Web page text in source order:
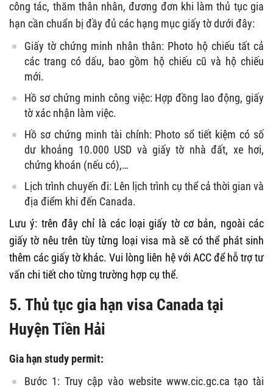
công tác, thăm thân nhân, đương đơn khi làm thủ tục gia
hạn cần chuẩn bị đầy đủ các hạng mục giấy tờ dưới đây:
Giấy tờ chứng minh nhân thân: Photo hộ chiếu tất cả
các trang có dấu, bao gồm hộ chiếu cũ và hộ chiếu
mới.
Hồ sơ chứng minh công việc: Hợp đồng lao động, giấy
tờ xác nhận làm việc.
Hồ sơ chứng minh tài chính: Photo sổ tiết kiệm có số
dư khoảng 10.000 USD và giấy tờ nhà đất, xe hơi,
chứng khoán (nếu có),…
Lịch trình chuyến đi: Lên lịch trình cụ thể cả thời gian và
địa điểm khi đến Canada.
Lưu ý: trên đây chỉ là các loại giấy tờ cơ bản, ngoài các
giấy tờ nêu trên tùy từng loại visa mà sẽ có thể phát sinh
thêm các giấy tờ khác. Vui lòng liên hệ với ACC để hỗ trợ tư
vấn chi tiết cho từng trường hợp cụ thể.
5. Thủ tục gia hạn visa Canada tại
Huyện Tiền Hải
Gia hạn study permit:
Bước 1: Truy cập vào website www.cic.gc.ca tạo tài